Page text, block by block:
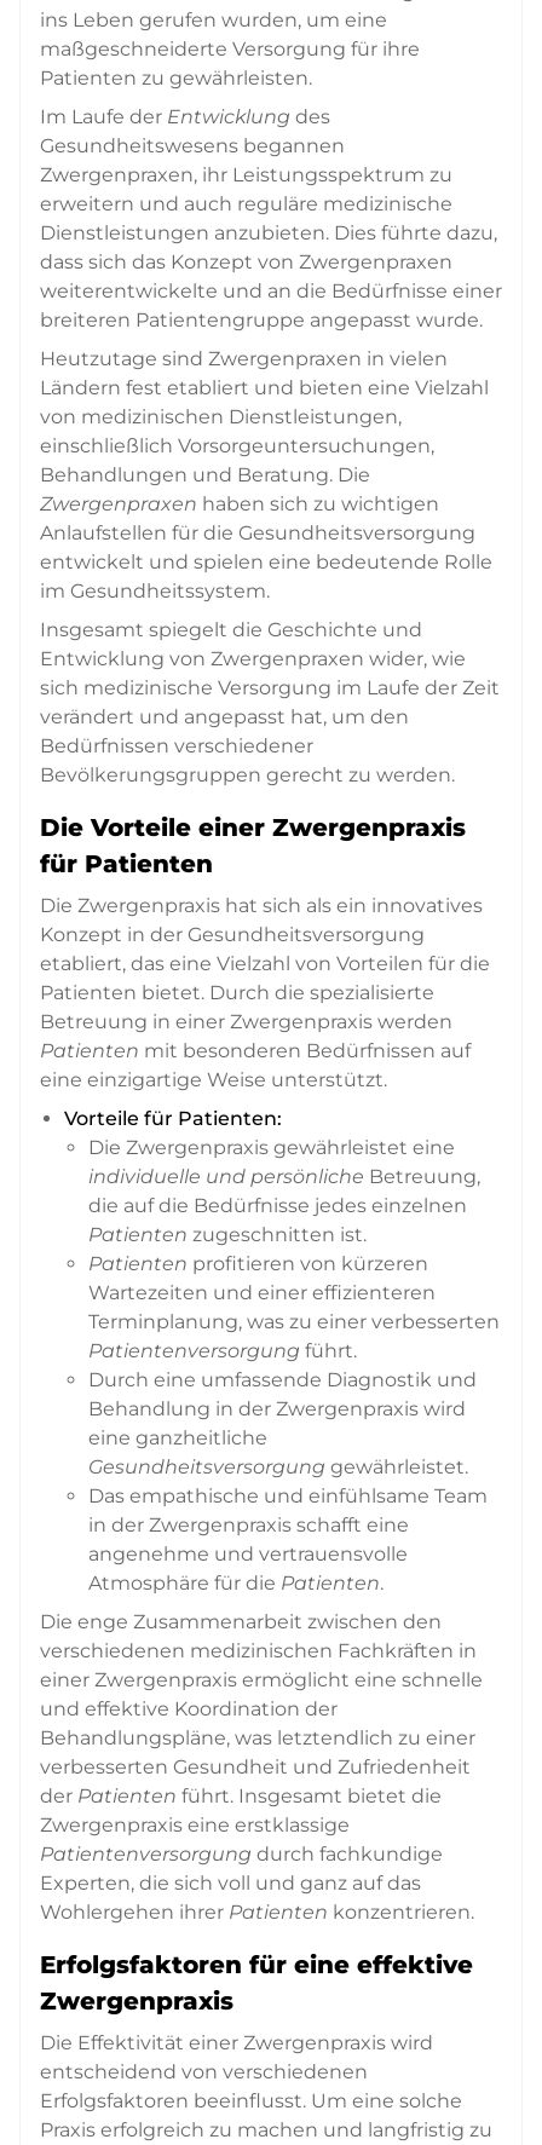
ins Leben gerufen wurden, um eine
maßgeschneiderte Versorgung für ihre
Patienten zu gewährleisten.
Im Laufe der Entwicklung des
Gesundheitswesens begannen
Zwergenpraxen, ihr Leistungsspektrum zu
erweitern und auch reguläre medizinische
Dienstleistungen anzubieten. Dies führte dazu,
dass sich das Konzept von Zwergenpraxen
weiterentwickelte und an die Bedürfnisse einer
breiteren Patientengruppe angepasst wurde.
Heutzutage sind Zwergenpraxen in vielen
Ländern fest etabliert und bieten eine Vielzahl
von medizinischen Dienstleistungen,
einschließlich Vorsorgeuntersuchungen,
Behandlungen und Beratung. Die
Zwergenpraxen haben sich zu wichtigen
Anlaufstellen für die Gesundheitsversorgung
entwickelt und spielen eine bedeutende Rolle
im Gesundheitssystem.
Insgesamt spiegelt die Geschichte und
Entwicklung von Zwergenpraxen wider, wie
sich medizinische Versorgung im Laufe der Zeit
verändert und angepasst hat, um den
Bedürfnissen verschiedener
Bevölkerungsgruppen gerecht zu werden.
Die Vorteile einer Zwergenpraxis
für Patienten
Die Zwergenpraxis hat sich als ein innovatives
Konzept in der Gesundheitsversorgung
etabliert, das eine Vielzahl von Vorteilen für die
Patienten bietet. Durch die spezialisierte
Betreuung in einer Zwergenpraxis werden
Patienten mit besonderen Bedürfnissen auf
eine einzigartige Weise unterstützt.
Vorteile für Patienten:
Die Zwergenpraxis gewährleistet eine
individuelle und persönliche Betreuung,
die auf die Bedürfnisse jedes einzelnen
Patienten zugeschnitten ist.
Patienten profitieren von kürzeren
Wartezeiten und einer effizienteren
Terminplanung, was zu einer verbesserten
Patientenversorgung führt.
Durch eine umfassende Diagnostik und
Behandlung in der Zwergenpraxis wird
eine ganzheitliche
Gesundheitsversorgung gewährleistet.
Das empathische und einfühlsame Team
in der Zwergenpraxis schafft eine
angenehme und vertrauensvolle
Atmosphäre für die Patienten.
Die enge Zusammenarbeit zwischen den
verschiedenen medizinischen Fachkräften in
einer Zwergenpraxis ermöglicht eine schnelle
und effektive Koordination der
Behandlungspläne, was letztendlich zu einer
verbesserten Gesundheit und Zufriedenheit
der Patienten führt. Insgesamt bietet die
Zwergenpraxis eine erstklassige
Patientenversorgung durch fachkundige
Experten, die sich voll und ganz auf das
Wohlergehen ihrer Patienten konzentrieren.
Erfolgsfaktoren für eine effektive
Zwergenpraxis
Die Effektivität einer Zwergenpraxis wird
entscheidend von verschiedenen
Erfolgsfaktoren beeinflusst. Um eine solche
Praxis erfolgreich zu machen und langfristig zu